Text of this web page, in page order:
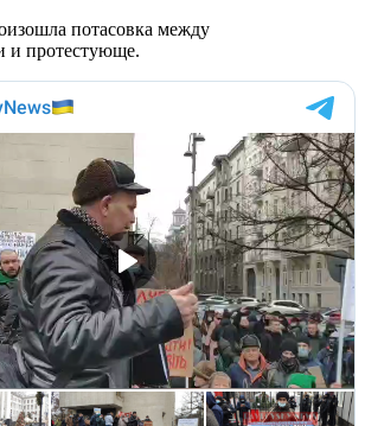
потасовка между
и протестующе.